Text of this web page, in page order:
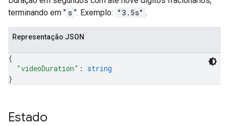
terminando em " s ". Exemplo: "3.5s" .
Representação JSON
{
"videoDuration" : string
}
Estado